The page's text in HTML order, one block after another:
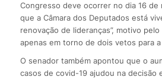
Congresso deve ocorrer no dia 16 de
que a Câmara dos Deputados está
renovação de lideranças”, motivo
apenas em torno de dois vetos para
O senador também apontou que o
casos de covid-19 ajudou na decisão